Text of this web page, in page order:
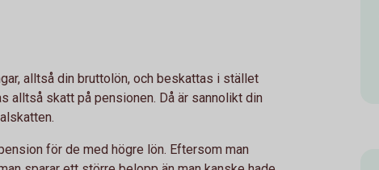
alltså din bruttolön, och beskattas i stället
alltså skatt på pensionen. Då är sannolikt din
för de med högre lön. Eftersom man